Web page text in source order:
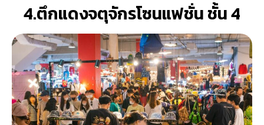
4.ตึกแดงจตุจักรโซนแฟชั่น ชั้น 4